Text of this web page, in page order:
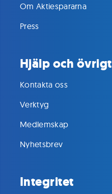
Om Aktiespararna
Press
Hjälp och övrigt
Kontakta oss
Verktyg
Medlemskap
Nyhetsbrev
Integritet